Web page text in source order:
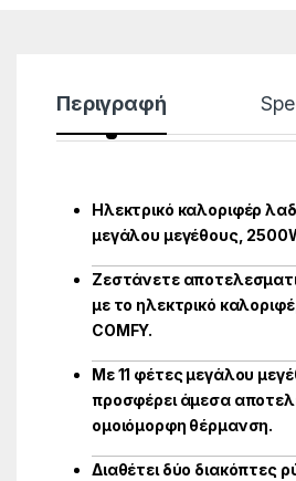
Περιγραφή
Ηλεκτρικό καλοριφέρ
μεγάλου μεγέθους,
Ζεστάνετε
με το ηλεκτρικό
COMFY.
Με 11 φέτες μεγάλου
προσφέρει άμεσα
ομοιόμορφη θέρμανση.
Διαθέτει δύο διακόπτες